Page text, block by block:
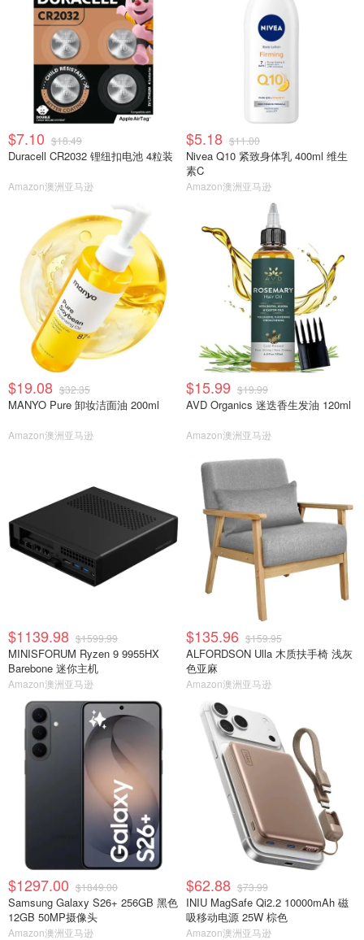
$7.10 $18.49
Duracell CR2032 锂纽扣电池 4粒装
Amazon澳洲亚马逊
$5.18 $11.00
Nivea Q10 紧致身体乳 400ml 维生
素C
Amazon澳洲亚马逊
$19.08 $32.35
MANYO Pure 卸妆洁面油 200ml
Amazon澳洲亚马逊
$15.99 $19.99
AVD Organics 迷迭香生发油 120ml
Amazon澳洲亚马逊
$1139.98 $1599.99
MINISFORUM Ryzen 9 9955HX
Barebone 迷你主机
Amazon澳洲亚马逊
$135.96 $159.95
ALFORDSON Ulla 木质扶手椅 浅灰
色亚麻
Amazon澳洲亚马逊
$1297.00 $1849.00
Samsung Galaxy S26+ 256GB 黑色
12GB 50MP摄像头
Amazon澳洲亚马逊
$62.88 $73.99
INIU MagSafe Qi2.2 10000mAh 磁
吸移动电源 25W 棕色
Amazon澳洲亚马逊